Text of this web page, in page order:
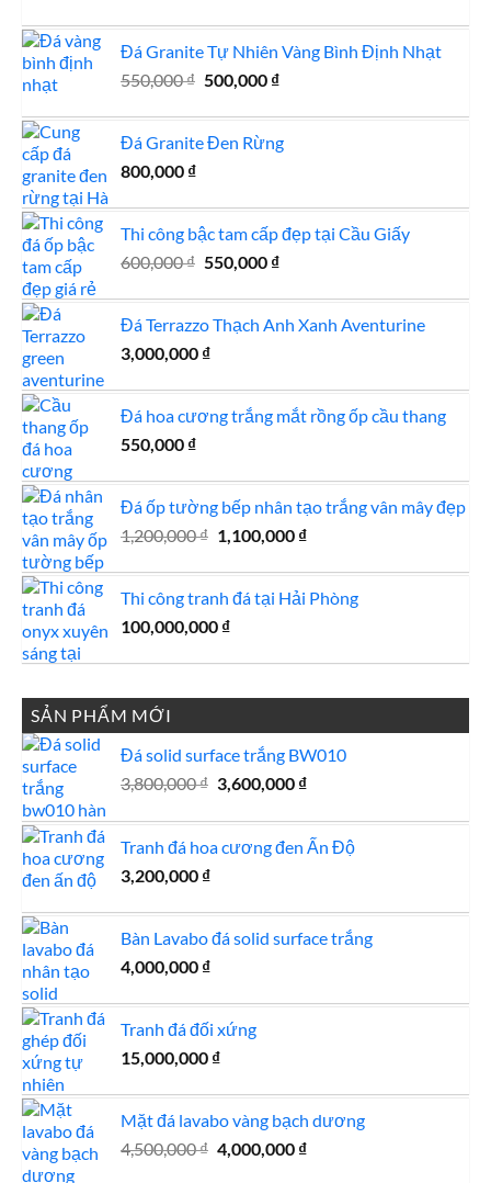
là:
250,000 ₫.
tại
là:
200,000 ₫.
Đá Granite Tự Nhiên Vàng Bình Định Nhạt
550,000₫ Giá
550,000 ₫.
500,000 ₫Giá
là:
Đá Granite Đen Rừng
800,000 ₫
Thi công bậc tam cấp đẹp tại Cầu Giấy
600,000₫ Giá
600,000 ₫.
550,000 ₫Giá
là:
Đá Terrazzo Thạch Anh Xanh Aventurine
3,000,000 ₫
Đá hoa cương trắng mắt rồng ốp cầu thang
550,000 ₫
Đá ốp tường bếp nhân tạo trắng vân mây đẹp
1,200,000₫ Giá
1,200,000 ₫.
1,100,000 ₫Giá
là:
Thi công tranh đá tại Hải Phòng
100,000,000 ₫
SẢN PHẨM MỚI
Đá solid surface trắng BW010
3,800,000₫ Giá
là:
3,800,000 ₫.
3,600,000 ₫Giá
tại
là:
Tranh đá hoa cương đen Ấn Độ
3,200,000 ₫
Bàn Lavabo đá solid surface trắng
4,000,000 ₫
Tranh đá đối xứng
15,000,000 ₫
Mặt đá lavabo vàng bạch dương
4,500,000₫ Giá
4,000,000 ₫Giá